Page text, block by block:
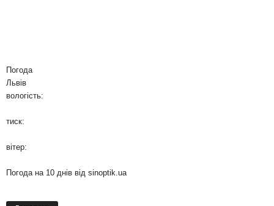
Погода
Львів
вологість:
тиск:
вітер:
Погода на 10 днів від sinoptik.ua